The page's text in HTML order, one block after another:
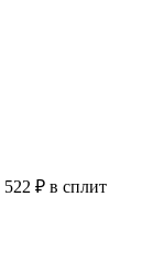
522 ₽ в сплит